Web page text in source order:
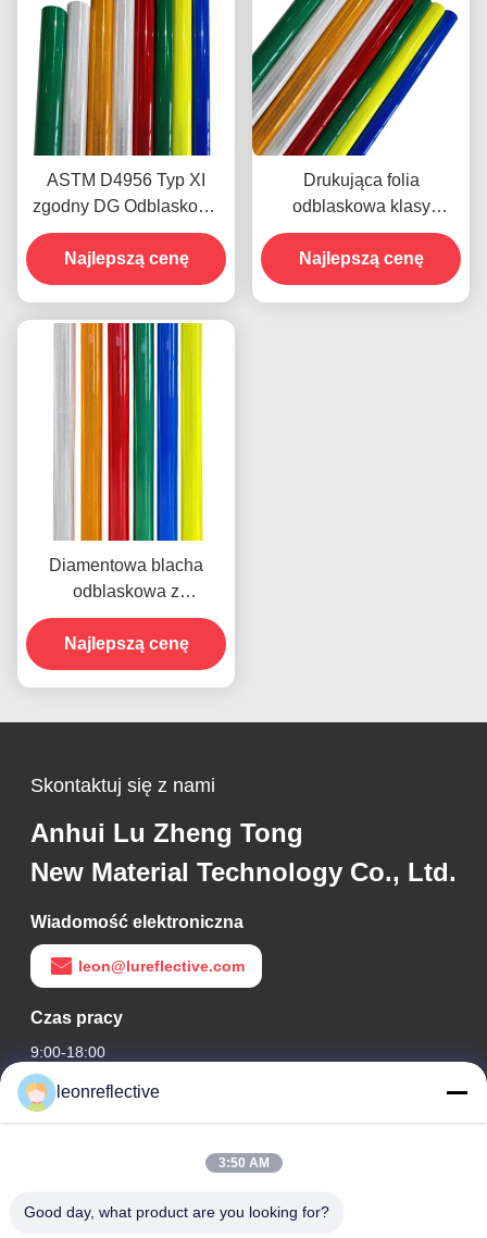
ASTM D4956 Typ XI
zgodny DG Odblaskowa
arkusz diamentowy z
klejem wrażliwym na
ciśnienie do znaków
Najlepszą cenę
Drukująca folia
odblaskowa klasy
diamentowej o wysokiej
odblaskowości i mikro
pryzmatycznej strukturze
Najlepszą cenę
Diamentowa blacha
odblaskowa z
technologią
mikropryzmatyczną na 10
lat
Najlepszą cenę
Skontaktuj się z nami
Anhui Lu Zheng Tong
New Material Technology Co., Ltd.
Wiadomość elektroniczna
leon@lureflective.com
Czas pracy
9:00-18:00
Nasz adres
2 piętro, budynek D2, Huayi Science and Technology Park,
leonreflective
3:50 AM
Good day, what product are you looking for?